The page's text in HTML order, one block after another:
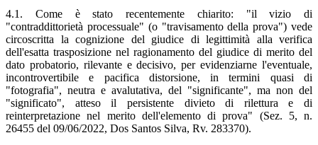
4.1. Come è stato recentemente chiarito: "il vizio di
"contraddittorietà processuale" (o "travisamento della prova") vede
circoscritta la cognizione del giudice di legittimità alla verifica
dell'esatta trasposizione nel ragionamento del giudice di merito del
dato probatorio, rilevante e decisivo, per evidenziarne l'eventuale,
incontrovertibile e pacifica distorsione, in termini quasi di
"fotografia", neutra e avalutativa, del "significante", ma non del
"significato", atteso il persistente divieto di rilettura e di
reinterpretazione nel merito dell'elemento di prova" (Sez. 5, n.
26455 del 09/06/2022, Dos Santos Silva, Rv. 283370).